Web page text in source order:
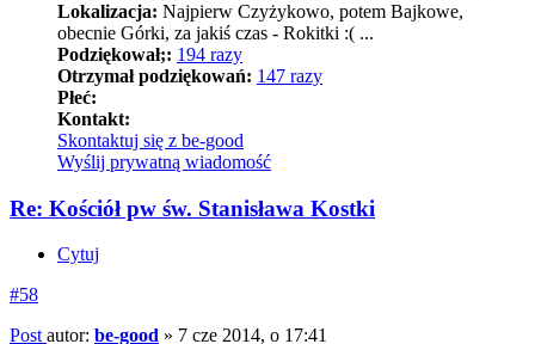
Lokalizacja: Najpierw Czyżykowo, potem Bajkowe,
obecnie Górki, za jakiś czas - Rokitki :( ...
Podziękował;: 194 razy
Otrzymał podziękowań: 147 razy
Płeć:
Kontakt:
Skontaktuj się z be-good
Wyślij prywatną wiadomość
Re: Kościół pw św. Stanisława Kostki
Cytuj
#58
Post autor: be-good » 7 cze 2014, o 17:41